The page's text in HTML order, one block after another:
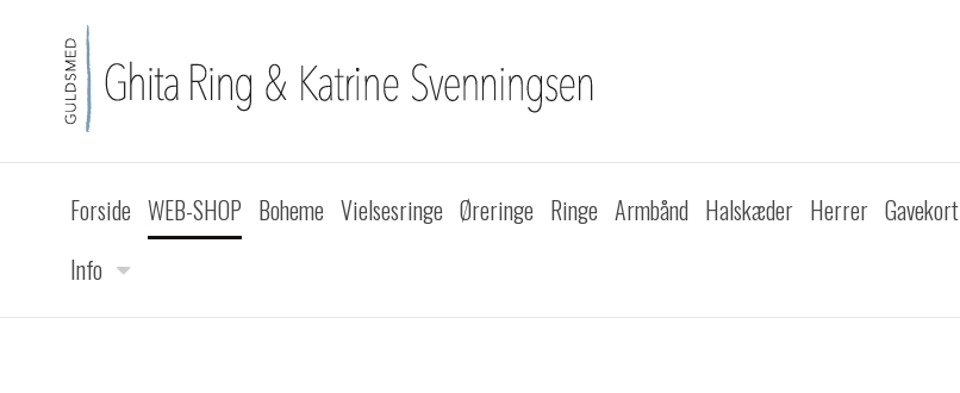
Forside WEB-SHOP Boheme Vielsesringe Øreringe Ringe Armbånd Halskæder Herrer Gavekort
Info